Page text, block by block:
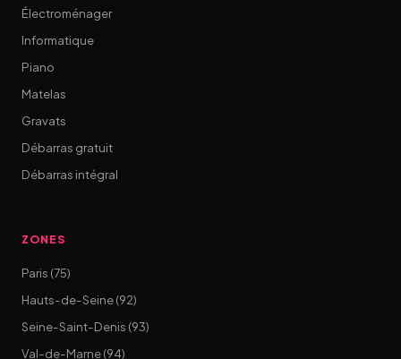
Électroménager
Informatique
Piano
Matelas
Gravats
Débarras gratuit
Débarras intégral
ZONES
Paris (75)
Hauts-de-Seine (92)
Seine-Saint-Denis (93)
Val-de-Marne (94)